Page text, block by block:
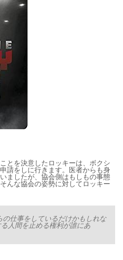
とを決意したロッキーは、ボクシ
請をしに行きます。医者からも身
ましたが、協会側はもしもの事態
んな協会の姿勢に対してロッキー
の仕事をしているだけかもしれな
人間を止める権利が誰にあ